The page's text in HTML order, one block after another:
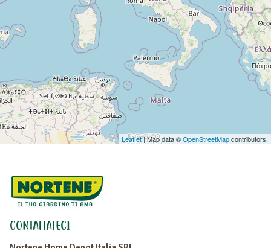
Leaflet| Map data ©OpenStreetMapcontributors,
CONTATTATECI